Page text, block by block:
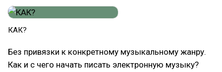
КАК?
Без привязки к конкретному музыкальному жанру.
Как и с чего начать писать электронную музыку?